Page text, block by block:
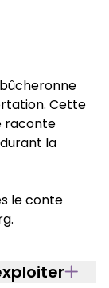
Cette
raconte
la
le conte